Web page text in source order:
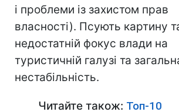
і проблеми із захистом прав
власності). Псують картину
недостатній фокус влади на
туристичній галузі та
нестабільність.
Читайте також: Топ-10